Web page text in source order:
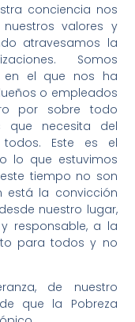
conciencia nos
valores y
atravesamos la
Somos
en el que nos ha
o empleados
por sobre todo
que necesita del
Este es el
lo que estuvimos
tiempo no son
está la convicción
nuestro lugar,
responsable, a la
para todos y no
de nuestro
que la Pobreza